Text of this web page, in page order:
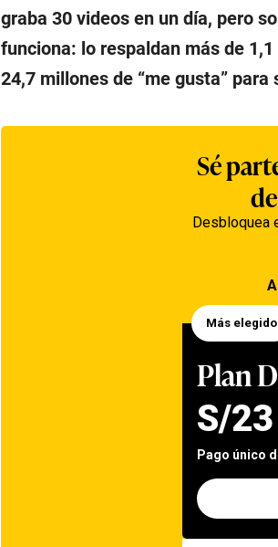
graba 30 videos en un día, pero
funciona: lo respaldan más de
24,7 millones de “me gusta”